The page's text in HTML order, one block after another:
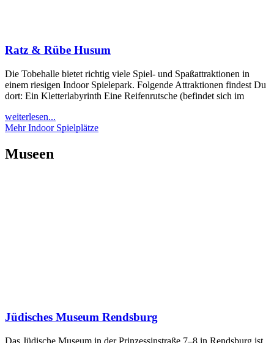
Ratz & Rübe Husum
Die Tobehalle bietet richtig viele Spiel- und Spaßattraktionen in
einem riesigen Indoor Spielepark. Folgende Attraktionen findest Du
dort: Ein Kletterlabyrinth Eine Reifenrutsche (befindet sich im
weiterlesen...
Mehr Indoor Spielplätze
Museen
Jüdisches Museum Rendsburg
Das Jüdische Museum in der Prinzessinstraße 7–8 in Rendsburg ist